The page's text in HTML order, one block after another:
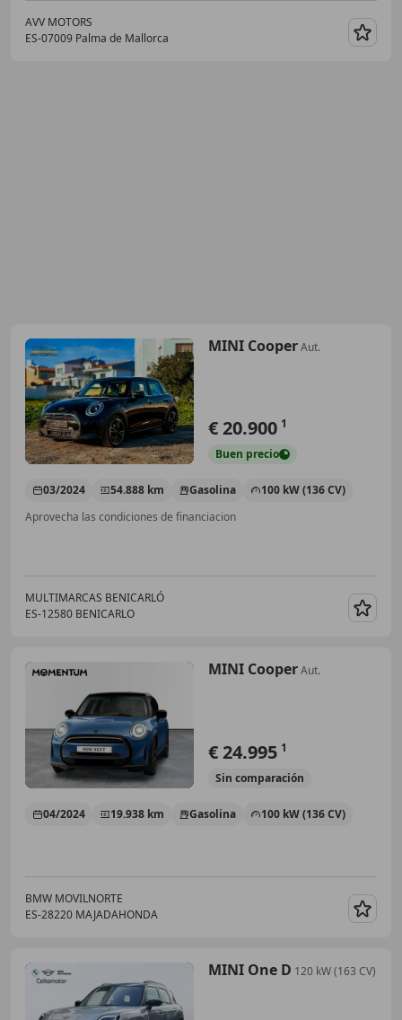
AVV MOTORS
ES-07009 Palma de Mallorca
MINI CooperAut.
€ 20.900 1
Buen precio
03/2024 54.888 km Gasolina
100 kW (136 CV)
Aprovecha las condiciones de financiacion
MULTIMARCAS BENICARLÓ
ES-12580 BENICARLO
MINI CooperAut.
€ 24.995 1
Sin comparación
04/2024 19.938 km Gasolina 100 kW (136 CV)
BMW MOVILNORTE
ES-28220 MAJADAHONDA
MINI One D 120 kW (163 CV)